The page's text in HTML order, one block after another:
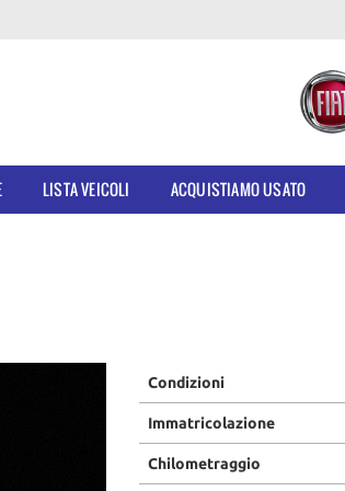
LISTA VEICOLI ACQUISTIAMO USATO
Condizioni
Immatricolazione
Chilometraggio